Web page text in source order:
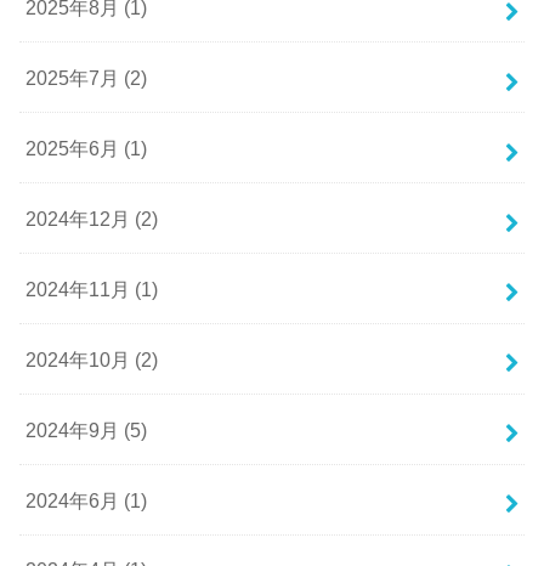
2025年8月 (1)
2025年7月 (2)
2025年6月 (1)
2024年12月 (2)
2024年11月 (1)
2024年10月 (2)
2024年9月 (5)
2024年6月 (1)